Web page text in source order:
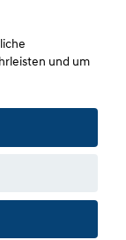
und um